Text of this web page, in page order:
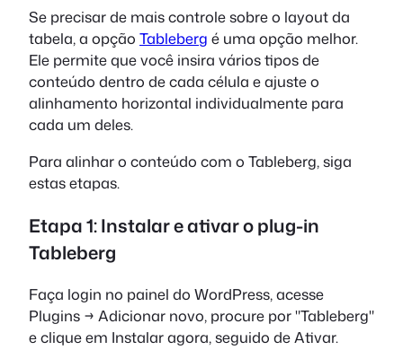
Se precisar de mais controle sobre o layout da
tabela, a opção Tableberg é uma opção melhor.
Ele permite que você insira vários tipos de
conteúdo dentro de cada célula e ajuste o
alinhamento horizontal individualmente para
cada um deles.
Para alinhar o conteúdo com o Tableberg, siga
estas etapas.
Etapa 1: Instalar e ativar o plug-in
Tableberg
Faça login no painel do WordPress, acesse
Plugins → Adicionar novo, procure por "Tableberg"
e clique em Instalar agora, seguido de Ativar.